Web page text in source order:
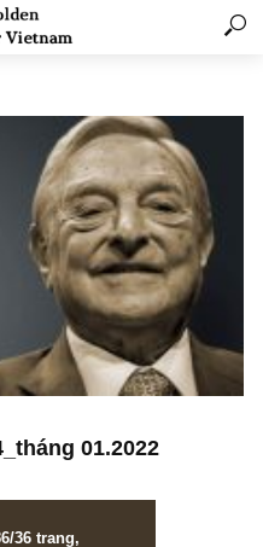
01.2022